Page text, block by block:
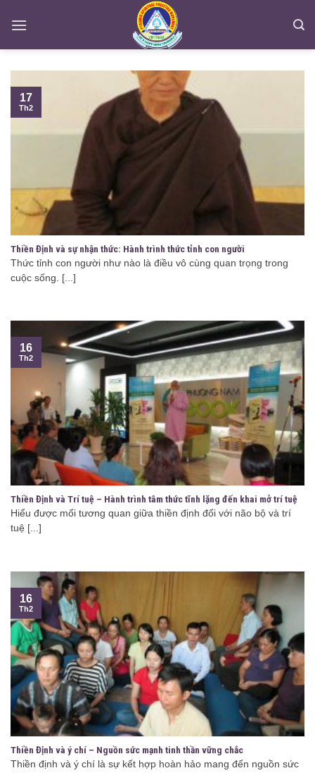
Thiền Định và sự nhận thức: Hành trình thức tỉnh con người
Thức tỉnh con người như nào là điều vô cùng quan trọng trong
cuộc sống. [...]
17
Th2
Thiền Định và Trí tuệ – Hành trình tâm thức tĩnh lặng đến khai mở trí tuệ
Hiểu được mối tương quan giữa thiền định đối với não bộ và trí
tuệ [...]
16
Th2
Thiền Định và ý chí – Nguồn sức mạnh tinh thần vững chắc
Thiền định và ý chí là sự kết hợp hoàn hảo mang đến nguồn sức
16
Th2